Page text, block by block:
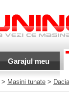
Garajul meu
> Masini tunate > Dacia